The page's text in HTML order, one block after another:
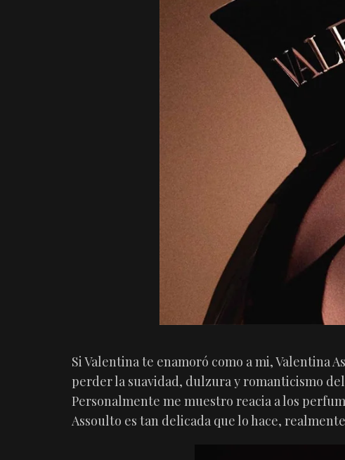
Si Valentina te enamoró como a mi, Valentina
perder la suavidad, dulzura y romanticismo
Personalmente me muestro reacia a los
Assoulto es tan delicada que lo hace,